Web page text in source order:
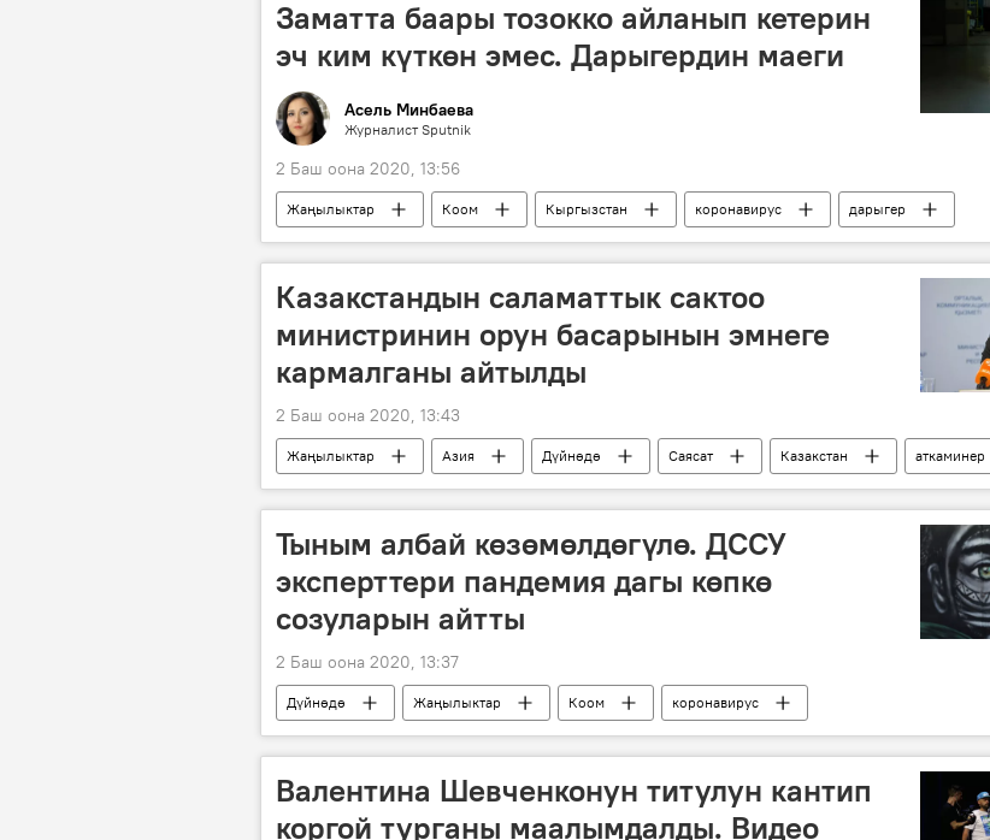
Заматта баары тозокко айланып кетерин
эч ким күткөн эмес. Дарыгердин маеги
Асель Минбаева
Журналист Sputnik
2 Баш оона 2020, 13:56
Жаңылыктар Коом Кыргызстан коронавирус
дарыгер
маек
айыгуу Коронавируска байланыштуу Кыргызстандагы кырдаал
Казакстандын саламаттык сактоо
министринин орун басарынын эмнеге
кармалганы айтылды
2 Баш оона 2020, 13:43
Жаңылыктар Азия Дүйнөдө Саясат Казакстан
аткаминер
тергөө
уурдоо
Тыным албай көзөмөлдөгүлө. ДССУ
эксперттери пандемия дагы көпкө
созуларын айтты
2 Баш оона 2020, 13:37
Дүйнөдө Жаңылыктар Коом
коронавирус
Дүйнөлүк саламаттыкты сактоо уюму
пандемия убакыт
эксперт
Валентина Шевченконун титулун кантип
коргой турганы маалымдалды. Видео